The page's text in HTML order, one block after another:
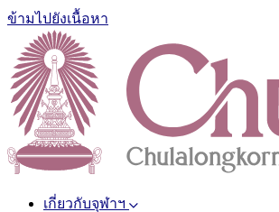
ข้ามไปยังเนื้อหา
เกี่ยวกับจุฬาฯ